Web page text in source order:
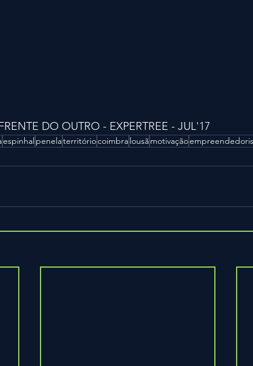
DO OUTRO - EXPERTREE - JUL'17
espinhal penelaterritóriocoimbra lousãmotivação